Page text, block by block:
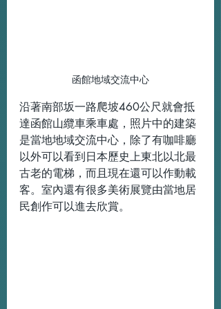
函館地域交流中心
沿著南部坂一路爬坡460公尺就會抵
達函館山纜車乘車處，照片中的建築
是當地地域交流中心，除了有咖啡廳
以外可以看到日本歷史上東北以北最
古老的電梯，而且現在還可以作動載
客。室內還有很多美術展覽由當地居
民創作可以進去欣賞。